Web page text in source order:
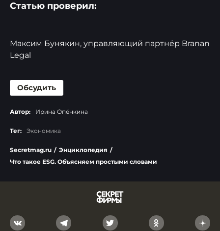
Статью проверил:
Максим Бунякин, управляющий партнёр Branan
Legal
Обсудить
Автор: Ирина Опёнкина
Тег: Экономика
Secretmag.ru / Энциклопедия /
Что такое ESG. Объясняем простыми словами